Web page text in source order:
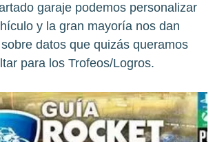
garaje podemos personalizar
y la gran mayoría nos dan
datos que quizás queramos
para los Trofeos/Logros.